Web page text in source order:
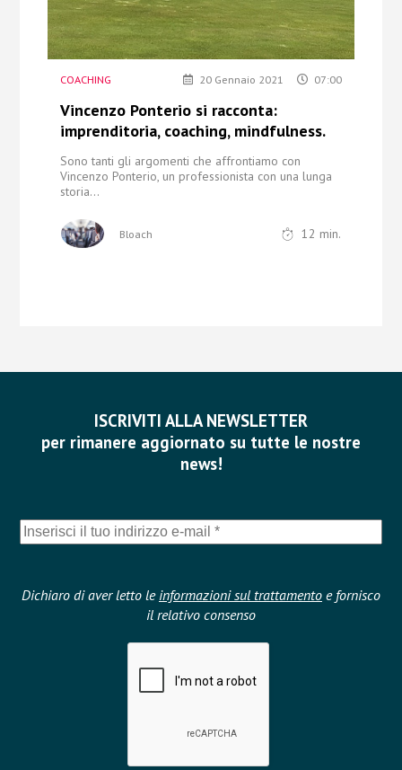
COACHING 20 Gennaio 2021 07:00
Vincenzo Ponterio si racconta:
imprenditoria, coaching, mindfulness.
Sono tanti gli argomenti che affrontiamo con
Vincenzo Ponterio, un professionista con una lunga
storia...
Bloach 12 min.
ISCRIVITI ALLA NEWSLETTER
per rimanere aggiornato su tutte le nostre
news!
Dichiaro di aver letto le informazioni sul trattamento e fornisco
il relativo consenso